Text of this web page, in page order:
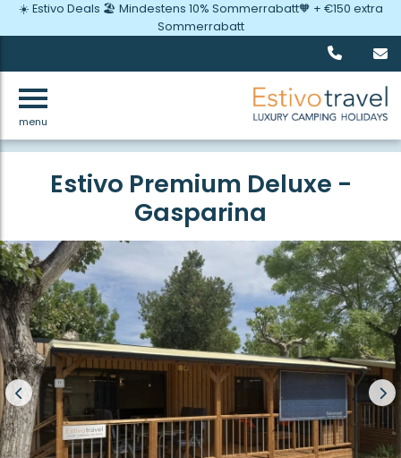
menu
☀️ Estivo Deals 🏖️ Mindestens 10% Sommerrabatt🧡 + €150 extra
Sommerrabatt
Zurück
Estivo Premium Deluxe -
Gasparina